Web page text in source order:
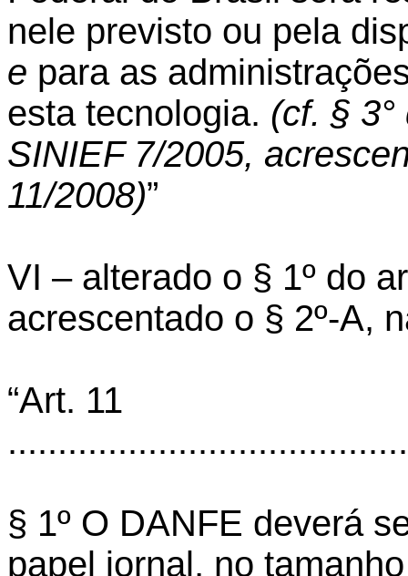
nele previsto ou pela
e para as
esta tecnologia. (cf. §
SINIEF 7/2005,
11/2008)”
VI – alterado o § 1º do
acrescentado o § 2º-A,
“Art. 11
§ 1º O DANFE deverá
papel jornal, no